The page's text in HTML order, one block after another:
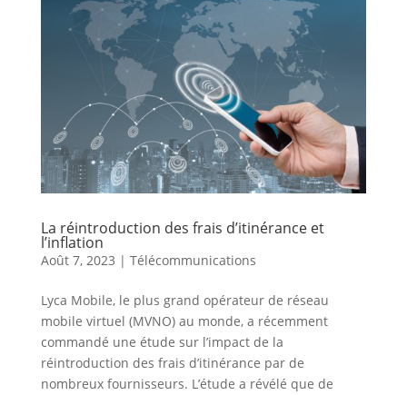
La réintroduction des frais d’itinérance et
l’inflation
Août 7, 2023 | Télécommunications
Lyca Mobile, le plus grand opérateur de réseau
mobile virtuel (MVNO) au monde, a récemment
commandé une étude sur l’impact de la
réintroduction des frais d’itinérance par de
nombreux fournisseurs. L’étude a révélé que de